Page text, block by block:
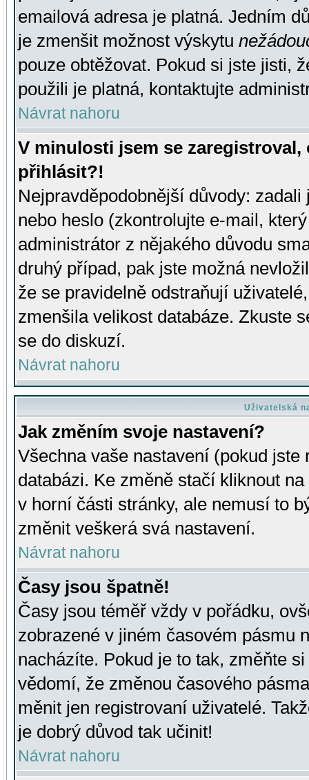
emailová adresa je platná. Jedním
je zmenšit možnost výskytu
pouze obtěžovat. Pokud si jste jisti,
použili je platná, kontaktujte
Návrat nahoru
V minulosti jsem se
přihlásit?!
Nejpravděpodobnější důvody:
nebo heslo (zkontrolujte e-mail,
administrátor z nějakého důvodu
druhý případ, pak jste možná
že se pravidelně odstraňují
zmenšila velikost databáze. Zkuste
se do diskuzí.
Návrat nahoru
Uživatelská
Jak změním svoje nastavení?
Všechna vaše nastavení (pokud
databázi. Ke změně stačí kliknout
v horní části stránky, ale nemusí to
změnit veškerá svá nastavení.
Návrat nahoru
Časy jsou špatně!
Časy jsou téměř vždy v pořádku,
zobrazené v jiném časovém pásmu
nacházíte. Pokud je to tak, změňte
vědomí, že změnou časového
měnit jen registrovaní uživatelé.
je dobrý důvod tak učinit!
Návrat nahoru